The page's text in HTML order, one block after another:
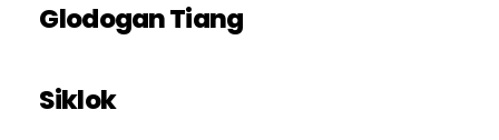
Glodogan Tiang
Siklok